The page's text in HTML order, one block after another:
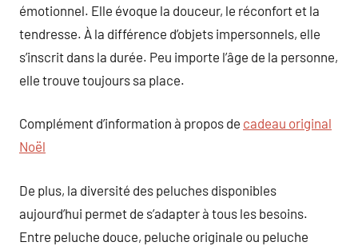
émotionnel. Elle évoque la douceur, le réconfort et la
tendresse. À la différence d’objets impersonnels, elle
s’inscrit dans la durée. Peu importe l’âge de la personne,
elle trouve toujours sa place.
Complément d’information à propos de cadeau original
Noël
De plus, la diversité des peluches disponibles
aujourd’hui permet de s’adapter à tous les besoins.
Entre peluche douce, peluche originale ou peluche